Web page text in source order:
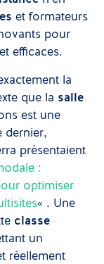
et formateurs
pour
et efficaces.
la
que la salle
est une
dernier,
présentaient
:
optimiser
« . Une
classe
un
réellement